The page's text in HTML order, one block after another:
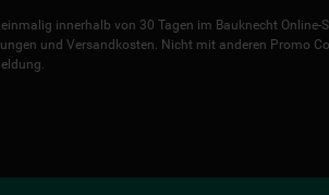
innerhalb von 30 Tagen im Bauknecht
und Versandkosten. Nicht mit anderen Promo